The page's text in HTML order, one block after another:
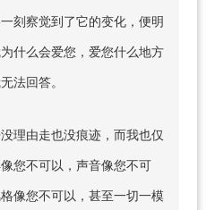
刻察觉到了它的变化，便明
什么会爱您，爱您什么地方
法回答。
理由走也没痕迹，而我也仅
您不可以，声音像您不可
像您不可以，甚至一切一模